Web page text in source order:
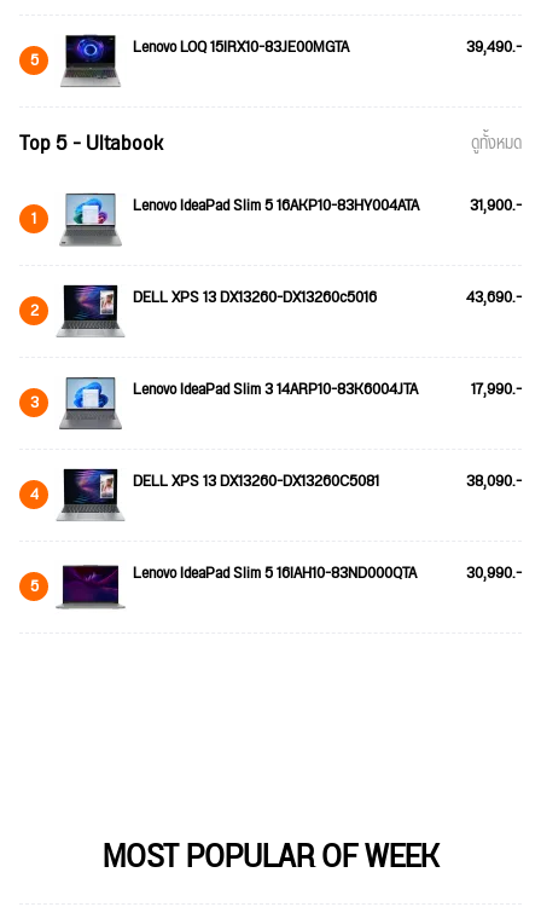
5 Lenovo LOQ 15IRX10-83JE00MGTA 39,490.-
Top 5 - Ultabook ดูทั้งหมด
1 Lenovo IdeaPad Slim 5 16AKP10-83HY004ATA 31,900.-
2 DELL XPS 13 DX13260-DX13260c5016 43,690.-
3 Lenovo IdeaPad Slim 3 14ARP10-83K6004JTA 17,990.-
4 DELL XPS 13 DX13260-DX13260C5081 38,090.-
5 Lenovo IdeaPad Slim 5 16IAH10-83ND000QTA 30,990.-
MOST POPULAR OF WEEK